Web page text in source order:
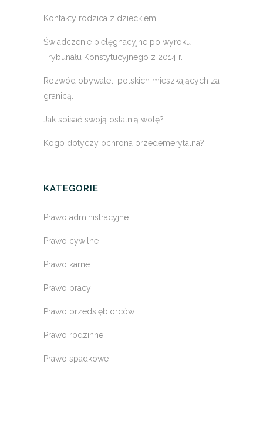
Kontakty rodzica z dzieckiem
Świadczenie pielęgnacyjne po wyroku
Trybunału Konstytucyjnego z 2014 r.
Rozwód obywateli polskich mieszkających za
granicą.
Jak spisać swoją ostatnią wolę?
Kogo dotyczy ochrona przedemerytalna?
KATEGORIE
Prawo administracyjne
Prawo cywilne
Prawo karne
Prawo pracy
Prawo przedsiębiorców
Prawo rodzinne
Prawo spadkowe